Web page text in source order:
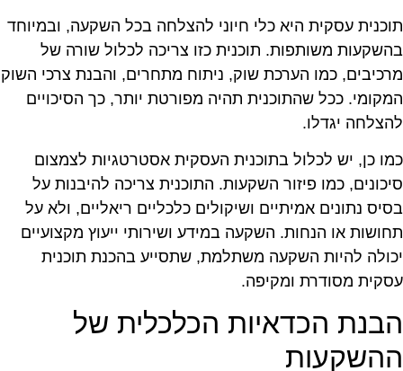
עסקית היא כלי חיוני להצלחה בכל השקעה, ובמיוחד
משותפות. תוכנית כזו צריכה לכלול שורה של
כמו הערכת שוק, ניתוח מתחרים, והבנת צרכי השוק
ככל שהתוכנית תהיה מפורטת יותר, כך הסיכויים
יגדלו.
כן, יש לכלול בתוכנית העסקית אסטרטגיות לצמצום
כמו פיזור השקעות. התוכנית צריכה להיבנות על
נתונים אמיתיים ושיקולים כלכליים ריאליים, ולא על
או הנחות. השקעה במידע ושירותי ייעוץ מקצועיים
להיות השקעה משתלמת, שתסייע בהכנת תוכנית
מסודרת ומקיפה.
הכדאיות הכלכלית של